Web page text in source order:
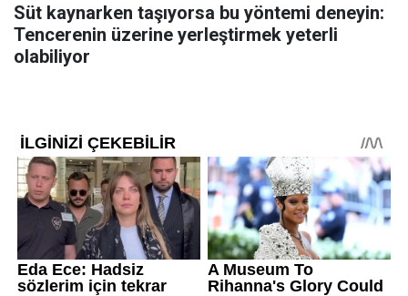
Süt kaynarken taşıyorsa bu yöntemi deneyin:
Tencerenin üzerine yerleştirmek yeterli
olabiliyor